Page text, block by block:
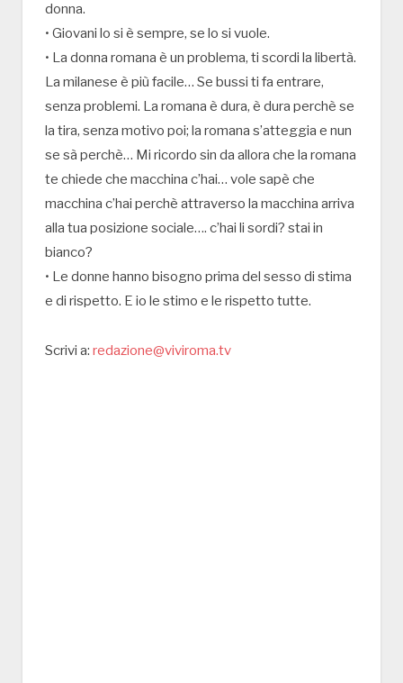
donna.
• Giovani lo si è sempre, se lo si vuole.
• La donna romana è un problema, ti scordi la libertà.
La milanese è più facile… Se bussi ti fa entrare,
senza problemi. La romana è dura, è dura perchè se
la tira, senza motivo poi; la romana s’atteggia e nun
se sà perchè… Mi ricordo sin da allora che la romana
te chiede che macchina c’hai… vole sapè che
macchina c’hai perchè attraverso la macchina arriva
alla tua posizione sociale…. c’hai li sordi? stai in
bianco?
• Le donne hanno bisogno prima del sesso di stima
e di rispetto. E io le stimo e le rispetto tutte.
Scrivi a: redazione@viviroma.tv